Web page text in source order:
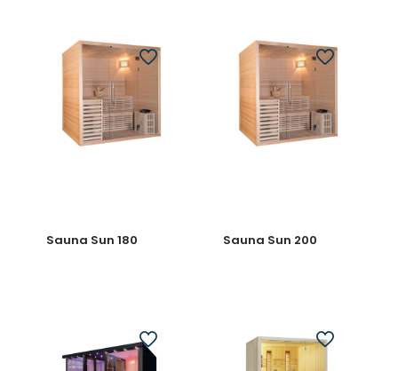
Sauna Sun 180 Sauna Sun 200